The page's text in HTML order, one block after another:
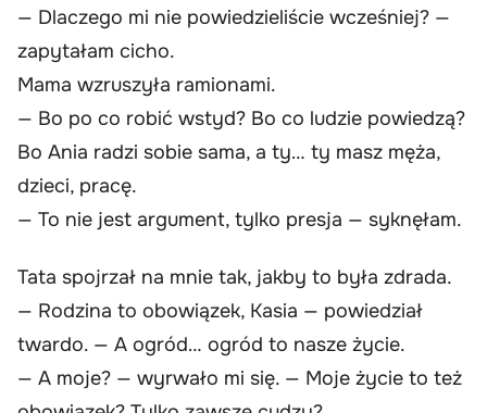
— Dlaczego mi nie powiedzieliście wcześniej? —
zapytałam cicho.
Mama wzruszyła ramionami.
— Bo po co robić wstyd? Bo co ludzie powiedzą?
Bo Ania radzi sobie sama, a ty… ty masz męża,
dzieci, pracę.
— To nie jest argument, tylko presja — syknęłam.
Tata spojrzał na mnie tak, jakby to była zdrada.
— Rodzina to obowiązek, Kasia — powiedział
twardo. — A ogród… ogród to nasze życie.
— A moje? — wyrwało mi się. — Moje życie to też